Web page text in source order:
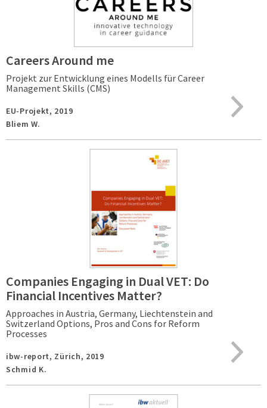
Careers Around me
Projekt zur Entwicklung eines Modells für Career
Management Skills (CMS)
EU-Projekt, 2019
Bliem W.
Companies Engaging in Dual VET: Do
Financial Incentives Matter?
Approaches in Austria, Germany, Liechtenstein and
Switzerland Options, Pros and Cons for Reform
Processes
ibw-report, Zürich, 2019
Schmid K.